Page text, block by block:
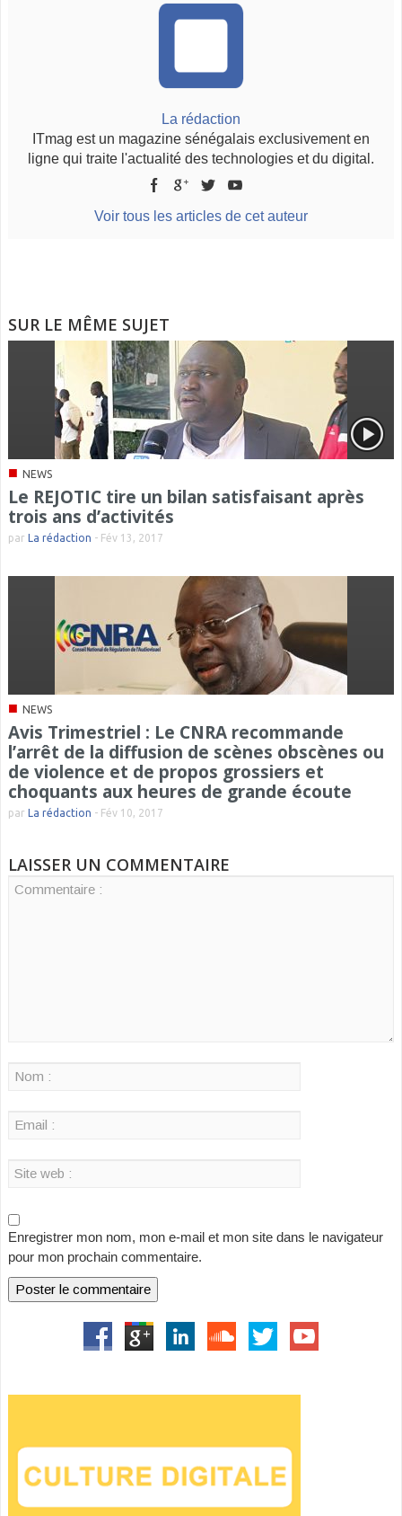
La rédaction
ITmag est un magazine sénégalais exclusivement en
ligne qui traite l'actualité des technologies et du digital.
Voir tous les articles de cet auteur
SUR LE MÊME SUJET
■ NEWS
Le REJOTIC tire un bilan satisfaisant après
trois ans d’activités
par La rédaction - Fév 13, 2017
■ NEWS
Avis Trimestriel : Le CNRA recommande
l’arrêt de la diffusion de scènes obscènes ou
de violence et de propos grossiers et
choquants aux heures de grande écoute
par La rédaction - Fév 10, 2017
LAISSER UN COMMENTAIRE
Enregistrer mon nom, mon e-mail et mon site dans le navigateur
pour mon prochain commentaire.